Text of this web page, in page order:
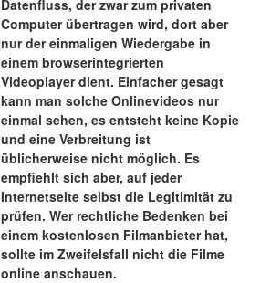
Datenfluss, der zwar zum privaten
Computer übertragen wird, dort aber
nur der einmaligen Wiedergabe in
einem browserintegrierten
Videoplayer dient. Einfacher gesagt
kann man solche Onlinevideos nur
einmal sehen, es entsteht keine Kopie
und eine Verbreitung ist
üblicherweise nicht möglich. Es
empfiehlt sich aber, auf jeder
Internetseite selbst die Legitimität zu
prüfen. Wer rechtliche Bedenken bei
einem kostenlosen Filmanbieter hat,
sollte im Zweifelsfall nicht die Filme
online anschauen.